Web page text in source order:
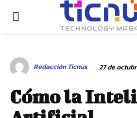
Redacción Ticnus 27 de
Cómo la